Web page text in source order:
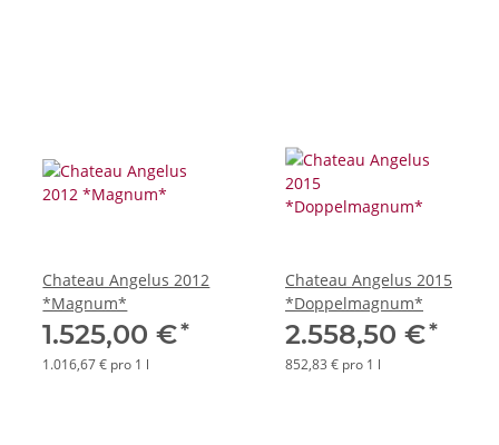
Chateau Angelus 2012
*Magnum*
1.525,00 €*
1.016,67 € pro 1 l
Chateau Angelus 2015
*Doppelmagnum*
2.558,50 €*
852,83 € pro 1 l